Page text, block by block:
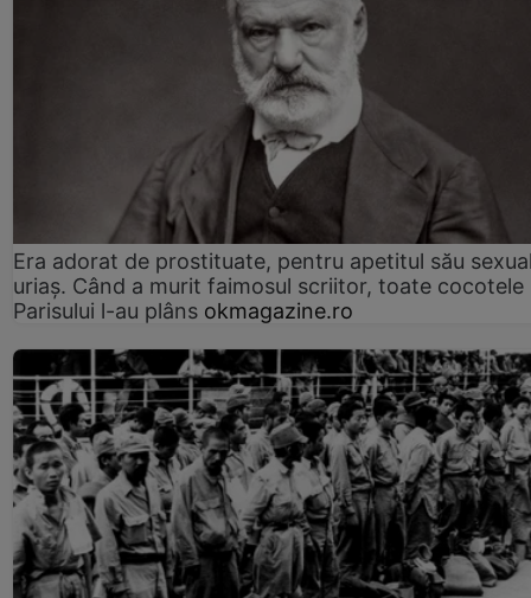
Era adorat de prostituate, pentru apetitul său
uriaș. Când a murit faimosul scriitor, toate cocotele
Parisului l-au plâns okmagazine.ro